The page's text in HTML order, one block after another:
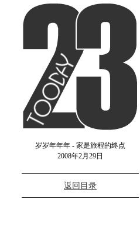
岁岁年年年 - 家是旅程的终点
2008年2月29日
返回目录